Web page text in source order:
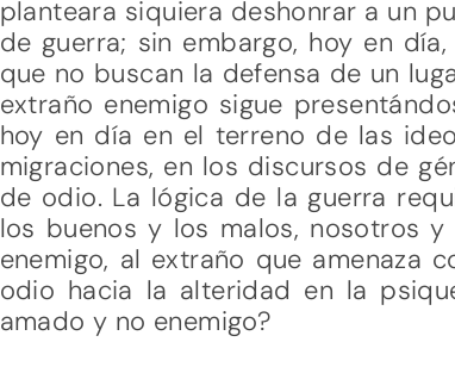
planteara siquiera deshonrar a un
de guerra; sin embargo, hoy en
que no buscan la defensa de un
extraño enemigo sigue
hoy en día en el terreno de las
migraciones, en los discursos de
de odio. La lógica de la guerra
los buenos y los malos, nosotros
enemigo, al extraño que amenaza
odio hacia la alteridad en la
amado y no enemigo?